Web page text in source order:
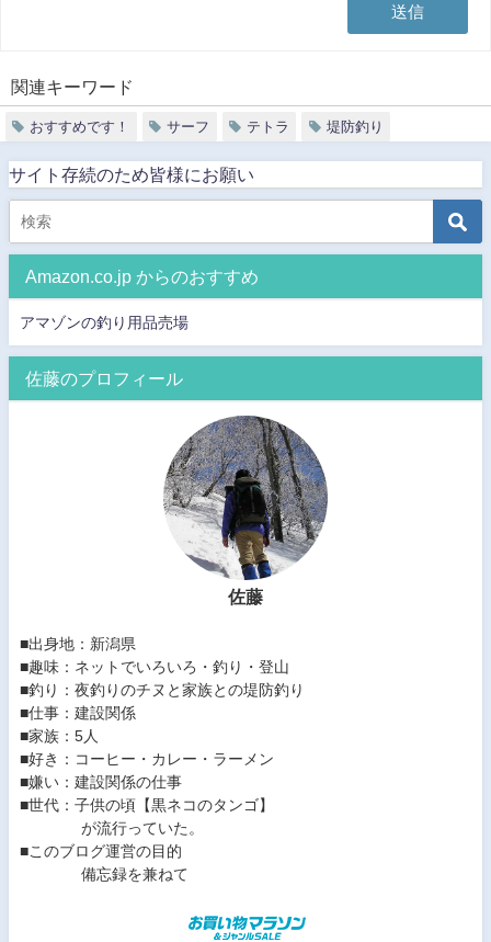
関連キーワード
おすすめです！ サーフ テトラ 堤防釣り
サイト存続のため皆様にお願い
Amazon.co.jp からのおすすめ
アマゾンの釣り用品売場
佐藤のプロフィール
佐藤
■出身地：新潟県
■趣味：ネットでいろいろ・釣り・登山
■釣り：夜釣りのチヌと家族との堤防釣り
■仕事：建設関係
■家族：5人
■好き：コーヒー・カレー・ラーメン
■嫌い：建設関係の仕事
■世代：子供の頃【黒ネコのタンゴ】
が流行っていた。
■このブログ運営の目的
備忘録を兼ねて